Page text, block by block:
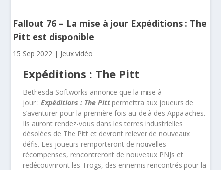
Fallout 76 – La mise à jour Expéditions : The
Pitt est disponible
15 Sep 2022 | Jeux vidéo
Expéditions : The Pitt
Bethesda Softworks annonce que la mise à
jour :Expéditions : The Pitt permettra aux joueurs de
s’aventurer pour la première fois au-delà des Appalaches.
Ils auront rendez-vous dans les terres industrielles
désolées de The Pitt et devront relever de nouveaux
défis. Les joueurs remporteront de nouvelles
récompenses, rencontreront de nouveaux PNJs et
redécouvriront les Trogs, des ennemis rencontrés pour la